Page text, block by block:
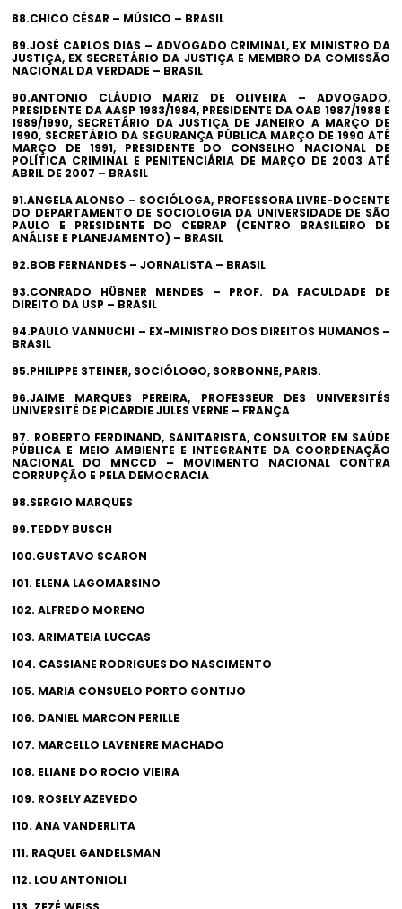
88.CHICO CÉSAR – MÚSICO – BRASIL
89.JOSÉ CARLOS DIAS – ADVOGADO CRIMINAL, EX MINISTRO DA
JUSTIÇA, EX SECRETÁRIO DA JUSTIÇA E MEMBRO DA COMISSÃO
NACIONAL DA VERDADE – BRASIL
90.ANTONIO CLÁUDIO MARIZ DE OLIVEIRA – ADVOGADO,
PRESIDENTE DA AASP 1983/1984, PRESIDENTE DA OAB 1987/1988 E
1989/1990, SECRETÁRIO DA JUSTIÇA DE JANEIRO A MARÇO DE
1990, SECRETÁRIO DA SEGURANÇA PÚBLICA MARÇO DE 1990 ATÉ
MARÇO DE 1991, PRESIDENTE DO CONSELHO NACIONAL DE
POLÍTICA CRIMINAL E PENITENCIÁRIA DE MARÇO DE 2003 ATÉ
ABRIL DE 2007 – BRASIL
91.ANGELA ALONSO – SOCIÓLOGA, PROFESSORA LIVRE-DOCENTE
DO DEPARTAMENTO DE SOCIOLOGIA DA UNIVERSIDADE DE SÃO
PAULO E PRESIDENTE DO CEBRAP (CENTRO BRASILEIRO DE
ANÁLISE E PLANEJAMENTO) – BRASIL
92.BOB FERNANDES – JORNALISTA – BRASIL
93.CONRADO HÜBNER MENDES – PROF. DA FACULDADE DE
DIREITO DA USP – BRASIL
94.PAULO VANNUCHI – EX-MINISTRO DOS DIREITOS HUMANOS –
BRASIL
95.PHILIPPE STEINER, SOCIÓLOGO, SORBONNE, PARIS.
96.JAIME MARQUES PEREIRA, PROFESSEUR DES UNIVERSITÉS
UNIVERSITÉ DE PICARDIE JULES VERNE – FRANÇA
97. ROBERTO FERDINAND, SANITARISTA, CONSULTOR EM SAÚDE
PÚBLICA E MEIO AMBIENTE E INTEGRANTE DA COORDENAÇÃO
NACIONAL DO MNCCD – MOVIMENTO NACIONAL CONTRA
CORRUPÇÃO E PELA DEMOCRACIA
98.SERGIO MARQUES
99.TEDDY BUSCH
100.GUSTAVO SCARON
101. ELENA LAGOMARSINO
102. ALFREDO MORENO
103. ARIMATEIA LUCCAS
104. CASSIANE RODRIGUES DO NASCIMENTO
105. MARIA CONSUELO PORTO GONTIJO
106. DANIEL MARCON PERILLE
107. MARCELLO LAVENERE MACHADO
108. ELIANE DO ROCIO VIEIRA
109. ROSELY AZEVEDO
110. ANA VANDERLITA
111. RAQUEL GANDELSMAN
112. LOU ANTONIOLI